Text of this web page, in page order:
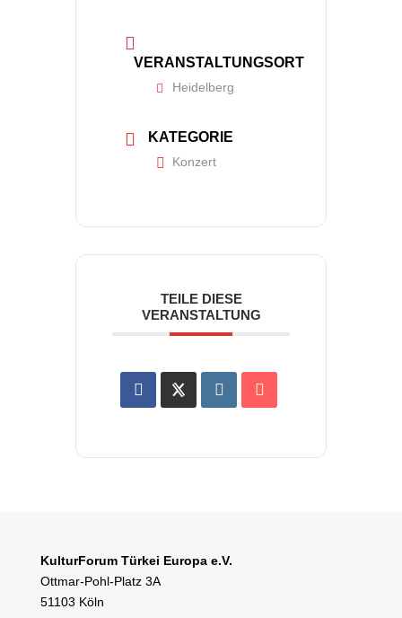
VERANSTALTUNGSORT
Heidelberg
KATEGORIE
Konzert
TEILE DIESE
VERANSTALTUNG
KulturForum Türkei Europa e.V.
Ottmar-Pohl-Platz 3A
51103 Köln